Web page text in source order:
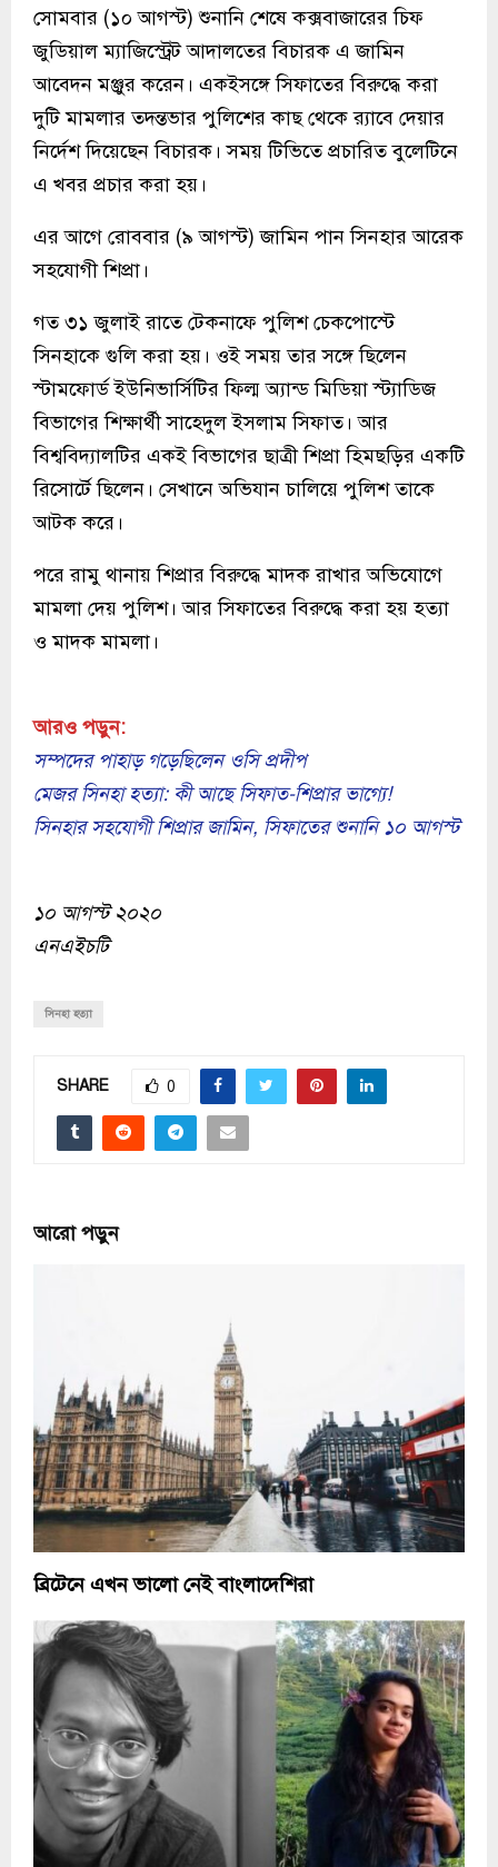
সোমবার (১০ আগস্ট) শুনানি শেষে কক্সবাজারের চিফ
জুডিয়াল ম্যাজিস্ট্রেট আদালতের বিচারক এ জামিন
আবেদন মঞ্জুর করেন। একইসঙ্গে সিফাতের বিরুদ্ধে করা
দুটি মামলার তদন্তভার পুলিশের কাছ থেকে র‍্যাবে দেয়ার
নির্দেশ দিয়েছেন বিচারক। সময় টিভিতে প্রচারিত বুলেটিনে
এ খবর প্রচার করা হয়।
এর আগে রোববার (৯ আগস্ট) জামিন পান সিনহার আরেক
সহযোগী শিপ্রা।
গত ৩১ জুলাই রাতে টেকনাফে পুলিশ চেকপোস্টে
সিনহাকে গুলি করা হয়। ওই সময় তার সঙ্গে ছিলেন
স্টামফোর্ড ইউনিভার্সিটির ফিল্ম অ্যান্ড মিডিয়া স্ট্যাডিজ
বিভাগের শিক্ষার্থী সাহেদুল ইসলাম সিফাত। আর
বিশ্ববিদ্যালটির একই বিভাগের ছাত্রী শিপ্রা হিমছড়ির একটি
রিসোর্টে ছিলেন। সেখানে অভিযান চালিয়ে পুলিশ তাকে
আটক করে।
পরে রামু থানায় শিপ্রার বিরুদ্ধে মাদক রাখার অভিযোগে
মামলা দেয় পুলিশ। আর সিফাতের বিরুদ্ধে করা হয় হত্যা
ও মাদক মামলা।
আরও পড়ুন:
সম্পদের পাহাড় গড়েছিলেন ওসি প্রদীপ
মেজর সিনহা হত্যা: কী আছে সিফাত-শিপ্রার ভাগ্যে!
সিনহার সহযোগী শিপ্রার জামিন, সিফাতের শুনানি ১০ আগস্ট
১০ আগস্ট ২০২০
এনএইচটি
সিনহা হত্যা
SHARE 0
আরো পড়ুন
ব্রিটেনে এখন ভালো নেই বাংলাদেশিরা